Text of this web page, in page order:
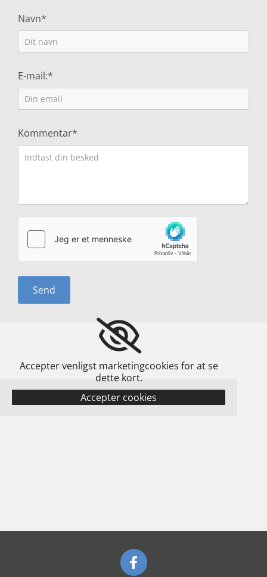
Navn*
E-mail:*
Kommentar*
Accepter venligst marketingcookies for at se
dette kort.
Accepter cookies